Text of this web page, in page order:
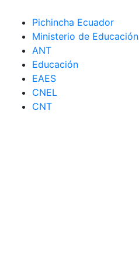
Pichincha Ecuador
Ministerio de Educación
ANT
Educación
EAES
CNEL
CNT